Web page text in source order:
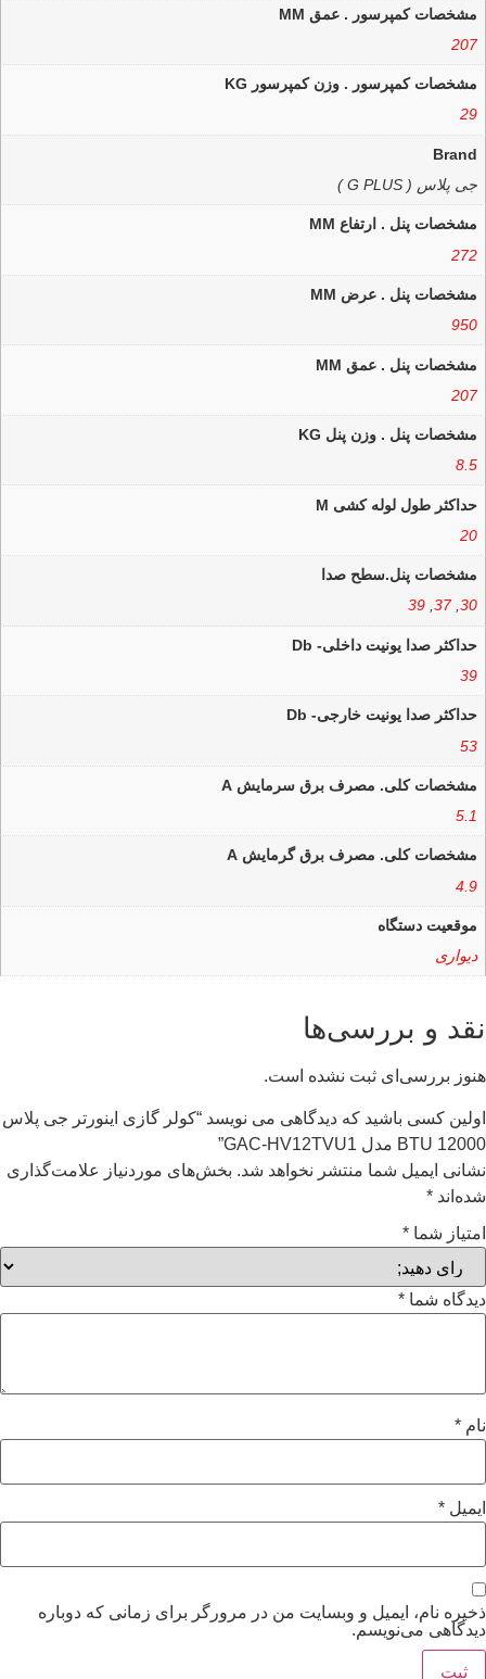
مشخصات کمپرسور . عمق MM
207
مشخصات کمپرسور . وزن کمپرسور KG
29
Brand
جی پلاس ( G PLUS )
مشخصات پنل . ارتفاع MM
272
مشخصات پنل . عرض MM
950
مشخصات پنل . عمق MM
207
مشخصات پنل . وزن پنل KG
8.5
حداکثر طول لوله کشی M
20
مشخصات پنل.سطح صدا
30
,
37
,
39
حداکثر صدا یونیت داخلی- Db
39
حداکثر صدا یونیت خارجی- Db
53
مشخصات کلی. مصرف برق سرمایش A
5.1
مشخصات کلی. مصرف برق گرمایش A
4.9
موقعیت دستگاه
دیواری
نقد و بررسی‌ها
هنوز بررسی‌ای ثبت نشده است.
اولین کسی باشید که دیدگاهی می نویسد “کولر گازی اینورتر جی پلاس
12000 BTU مدل GAC-HV12TVU1”
نشانی ایمیل شما منتشر نخواهد شد. بخش‌های موردنیاز علامت‌گذاری
شده‌اند *
امتیاز شما *
دیدگاه شما *
نام *
ایمیل *
ذخیره نام، ایمیل و وبسایت من در مرورگر برای زمانی که دوباره
دیدگاهی می‌نویسم.